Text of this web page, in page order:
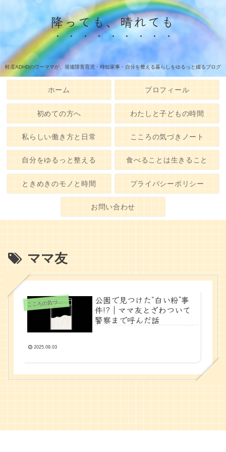
降っても、晴れても
軽度ADHDのワーママが、発達障害育児・時短家事・自分を整える暮らしをゆるっと綴るブログ
ホーム プロフィール
初めての方へ わたしと子どもの時間
私らしい働き方と日常 こころの気づきノート
自分をゆるっと整える 食べることは生きること
ときめきのモノと時間 プライバシーポリシー
お問い合わせ
ママ友
こころの気づきノート
公園で見つけた“白い粉”事
件!?｜ママ友とざわついて
警察まで呼んだ話
2025.09.03